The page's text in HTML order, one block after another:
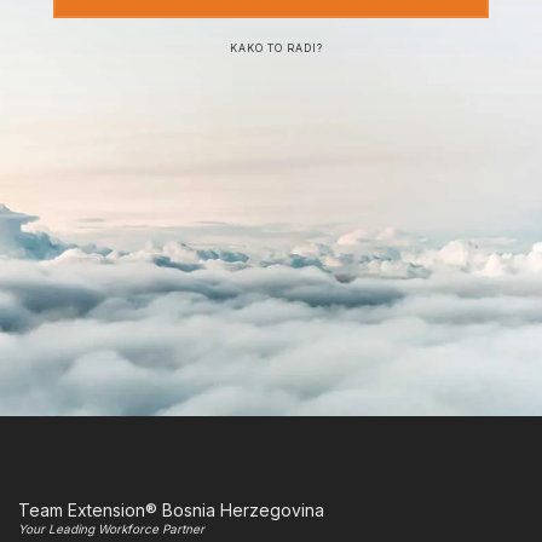
KAKO TO RADI?
Team Extension® Bosnia Herzegovina
Your Leading Workforce Partner